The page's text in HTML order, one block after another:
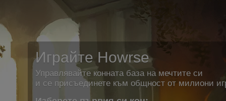
Играйте Howrse
Управлявайте конната база на мечтите си
и се присъединете към общност от милиони